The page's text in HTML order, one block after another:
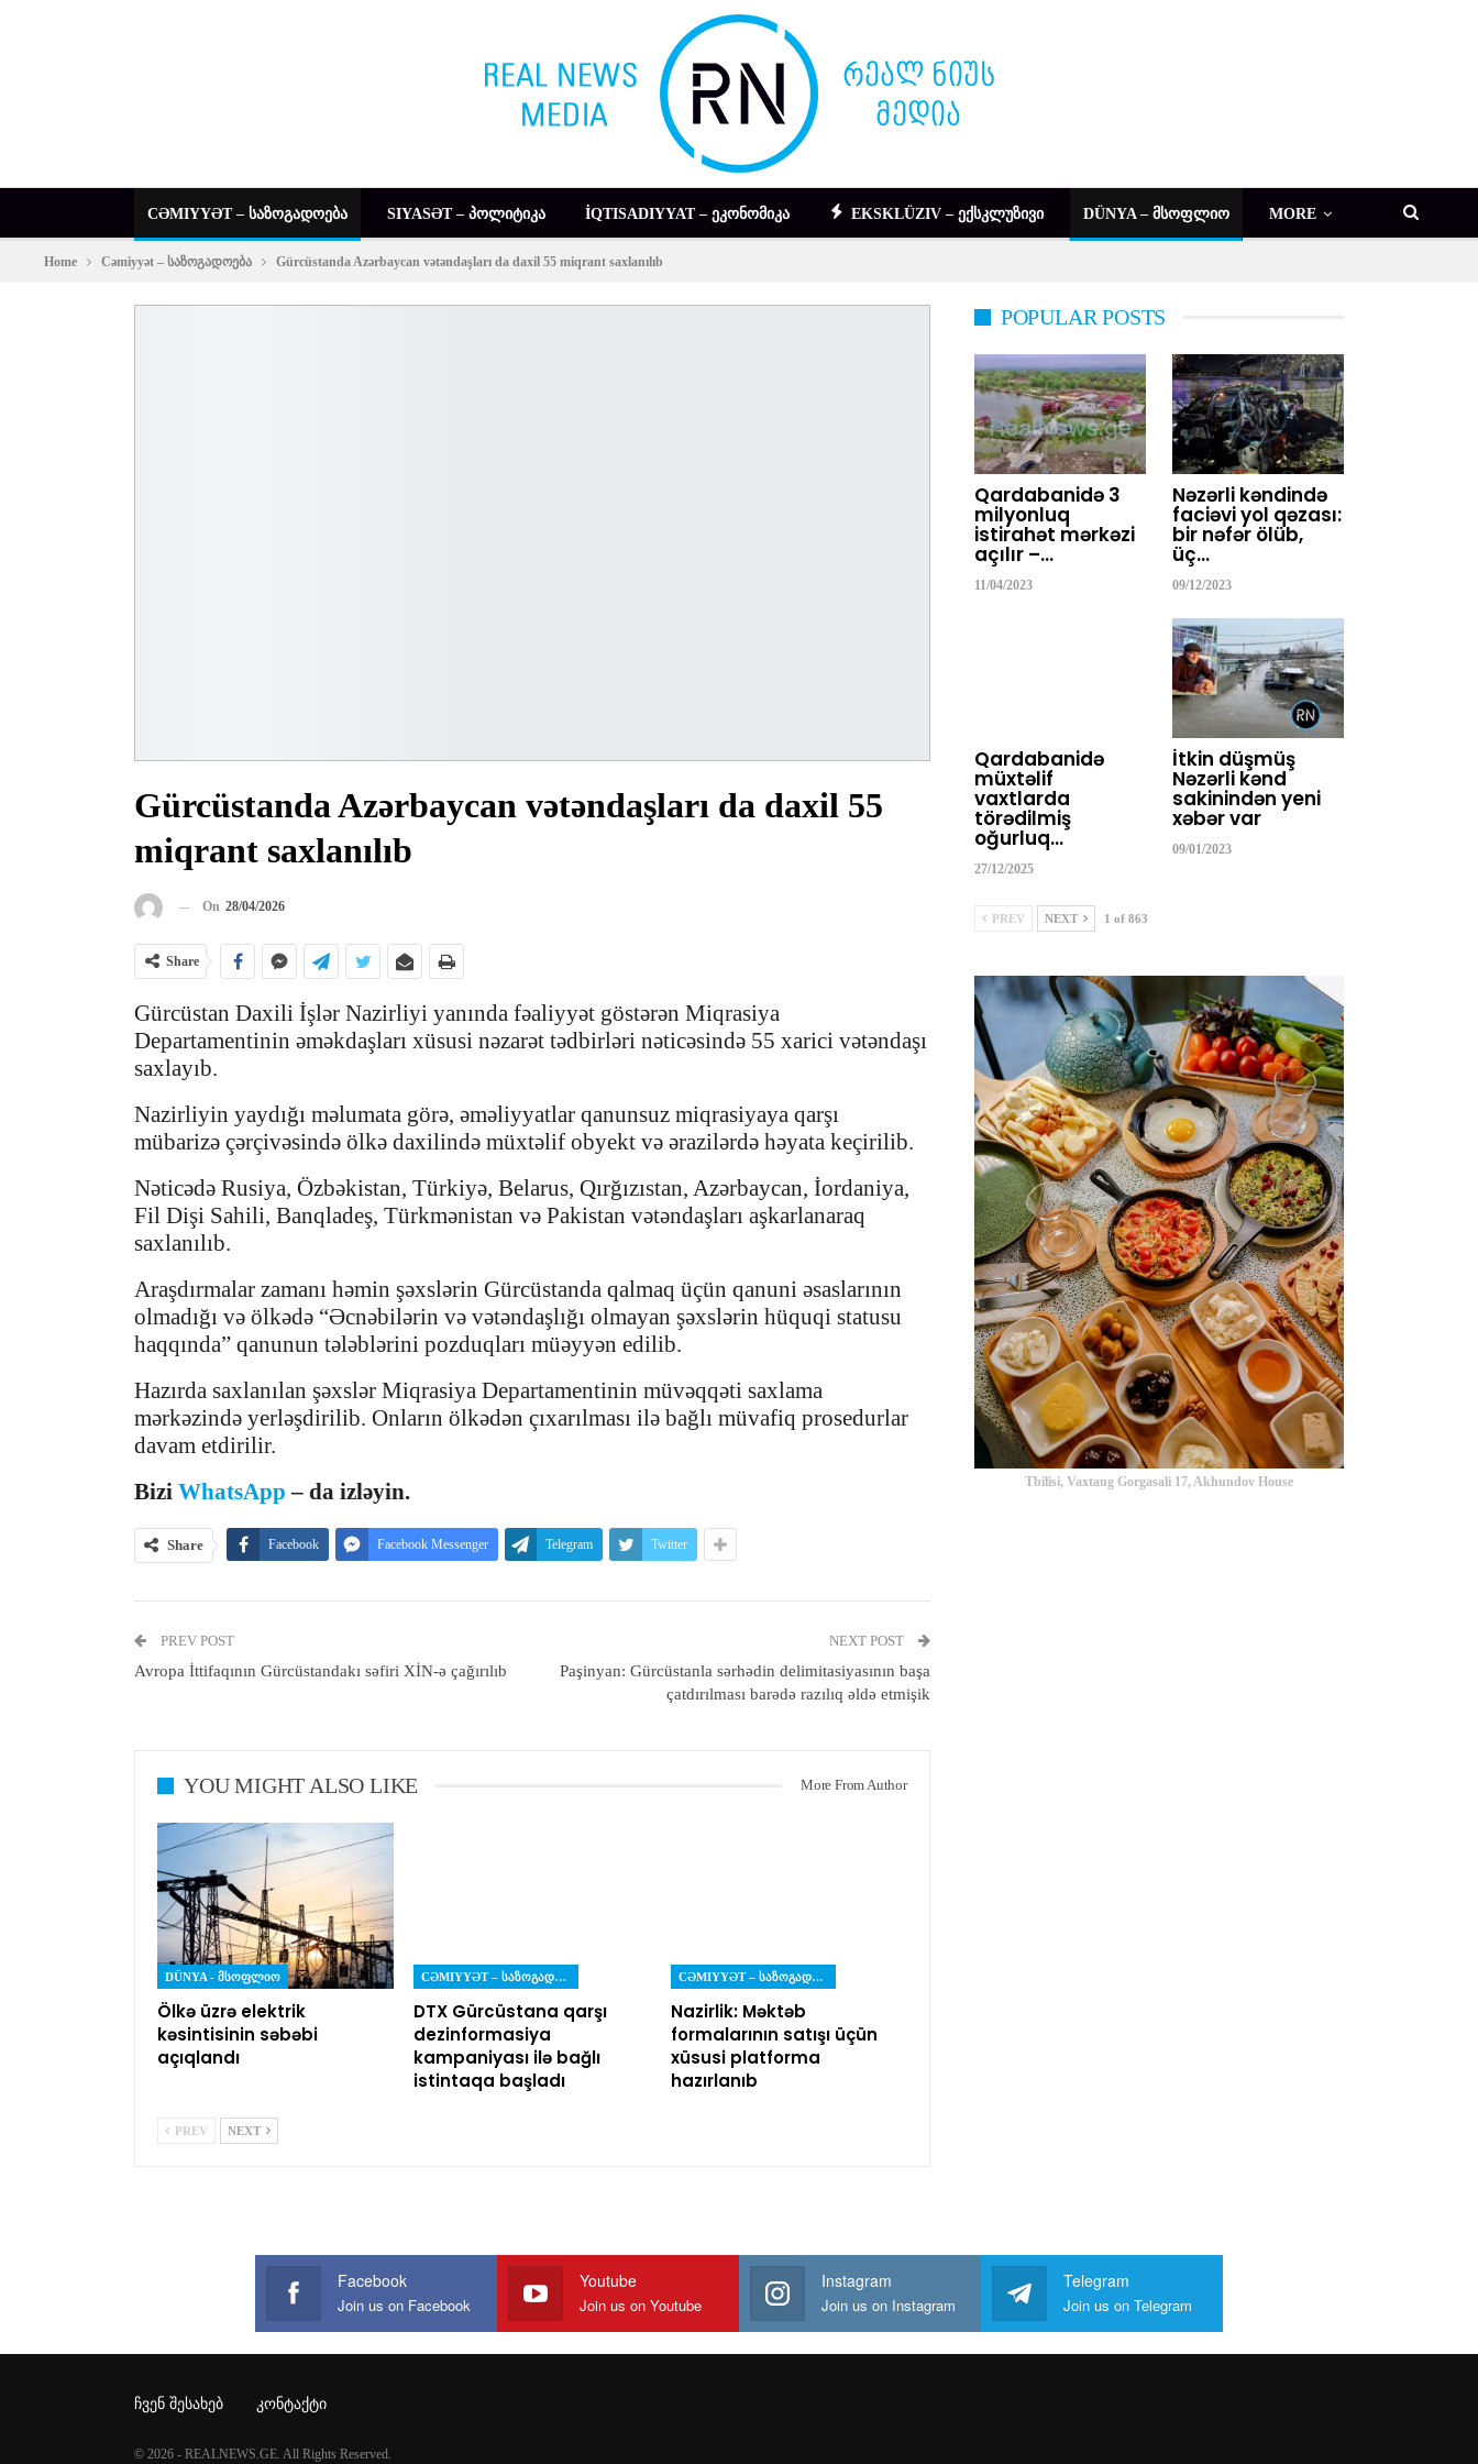
CƏMIYYƏT – ᲡᲐᲖᲝᲒᲐᲓᲝᲔᲑᲐ SIYASƏT – ᲞᲝᲚᲘᲢᲘᲙᲐ İQTISADIYYAT – ᲔᲙᲝᲜᲝᲛᲘᲙᲐ EKSKLÜZIV – ᲔᲥᲡᲙᲚᲣᲖᲘᲕᲘ DÜNYA – ᲛᲡᲝᲤᲚᲘᲝ MORE
Home Cəmiyyət – საზოგადოება Gürcüstanda Azərbaycan vətəndaşları da daxil 55 miqrant saxlanılıb
Gürcüstanda Azərbaycan vətəndaşları da daxil 55
miqrant saxlanılıb
On 28/04/2026
Share
Gürcüstan Daxili İşlər Nazirliyi yanında fəaliyyət göstərən Miqrasiya
Departamentinin əməkdaşları xüsusi nəzarət tədbirləri nəticəsində 55 xarici vətəndaşı
saxlayıb.
Nazirliyin yaydığı məlumata görə, əməliyyatlar qanunsuz miqrasiyaya qarşı
mübarizə çərçivəsində ölkə daxilində müxtəlif obyekt və ərazilərdə həyata keçirilib.
Nəticədə Rusiya, Özbəkistan, Türkiyə, Belarus, Qırğızıstan, Azərbaycan, İordaniya,
Fil Dişi Sahili, Banqladeş, Türkmənistan və Pakistan vətəndaşları aşkarlanaraq
saxlanılıb.
Araşdırmalar zamanı həmin şəxslərin Gürcüstanda qalmaq üçün qanuni əsaslarının
olmadığı və ölkədə “Əcnəbilərin və vətəndaşlığı olmayan şəxslərin hüquqi statusu
haqqında” qanunun tələblərini pozduqları müəyyən edilib.
Hazırda saxlanılan şəxslər Miqrasiya Departamentinin müvəqqəti saxlama
mərkəzində yerləşdirilib. Onların ölkədən çıxarılması ilə bağlı müvafiq prosedurlar
davam etdirilir.
Bizi WhatsApp – da izləyin.
Share Facebook Facebook Messenger Telegram Twitter
PREV POST
Avropa İttifaqının Gürcüstandakı səfiri XİN-ə çağırılıb
NEXT POST
Paşinyan: Gürcüstanla sərhədin delimitasiyasının başa
çatdırılması barədə razılıq əldə etmişik
YOU MIGHT ALSO LIKE More From Author
DÜNYA - ᲛᲡᲝᲤᲚᲘᲝ
Ölkə üzrə elektrik
kəsintisinin səbəbi
açıqlandı
CƏMIYYƏT – ᲡᲐᲖᲝᲒᲐᲓᲝᲔᲑᲐ
DTX Gürcüstana qarşı
dezinformasiya
kampaniyası ilə bağlı
istintaqa başladı
CƏMIYYƏT – ᲡᲐᲖᲝᲒᲐᲓᲝᲔᲑᲐ
Nazirlik: Məktəb
formalarının satışı üçün
xüsusi platforma
hazırlanıb
PREV NEXT
POPULAR POSTS
Qardabanidə 3
milyonluq
istirahət mərkəzi
açılır –…
11/04/2023
Nəzərli kəndində
faciəvi yol qəzası:
bir nəfər ölüb,
üç…
09/12/2023
Qardabanidə
müxtəlif
vaxtlarda
törədilmiş
oğurluq…
27/12/2025
İtkin düşmüş
Nəzərli kənd
sakinindən yeni
xəbər var
09/01/2023
PREV NEXT 1 of 863
Tbilisi, Vaxtang Gorgasali 17, Akhundov House
Facebook
Join us on Facebook
Youtube
Join us on Youtube
Instagram
Join us on Instagram
Telegram
Join us on Telegram
ᲩᲕᲔᲜ ᲨᲔᲡᲐᲮᲔᲑ ᲙᲝᲜᲢᲐᲥᲢᲘ
© 2026 - REALNEWS.GE. All Rights Reserved.